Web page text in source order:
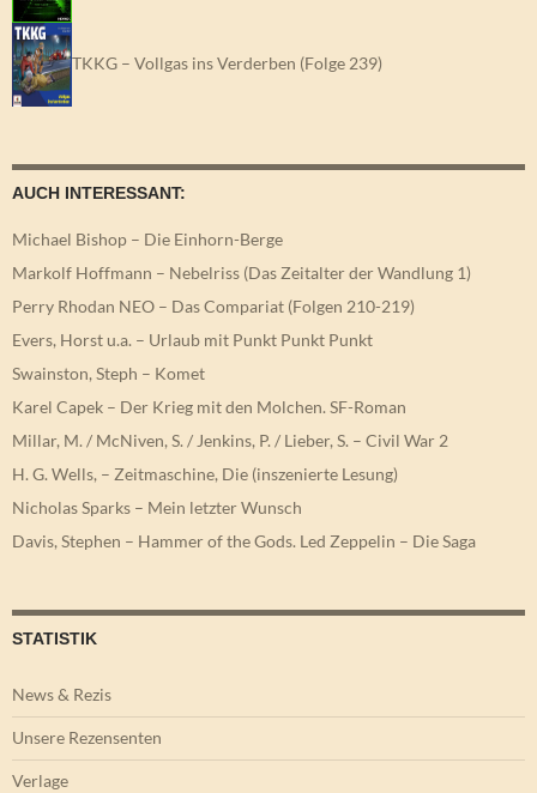
TKKG – Vollgas ins Verderben (Folge 239)
AUCH INTERESSANT:
Michael Bishop – Die Einhorn-Berge
Markolf Hoffmann – Nebelriss (Das Zeitalter der Wandlung 1)
Perry Rhodan NEO – Das Compariat (Folgen 210-219)
Evers, Horst u.a. – Urlaub mit Punkt Punkt Punkt
Swainston, Steph – Komet
Karel Capek – Der Krieg mit den Molchen. SF-Roman
Millar, M. / McNiven, S. / Jenkins, P. / Lieber, S. – Civil War 2
H. G. Wells, – Zeitmaschine, Die (inszenierte Lesung)
Nicholas Sparks – Mein letzter Wunsch
Davis, Stephen – Hammer of the Gods. Led Zeppelin – Die Saga
STATISTIK
News & Rezis
Unsere Rezensenten
Verlage